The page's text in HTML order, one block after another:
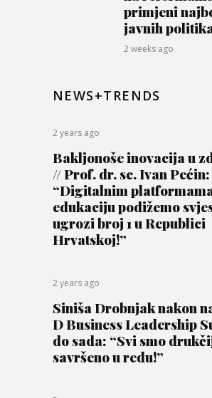
primjeni
javnih
2 weeks ago
NEWS+TRENDS
2 years ago
Bakljonoše inovacija u
// Prof. dr. sc. Ivan Pećin:
“Digitalnim
edukaciju podižemo
ugrozi broj 1 u Republici
Hrvatskoj!”
2 years ago
Siniša Drobnjak nakon
D Business Leadership
do sada: “Svi smo
savršeno u redu!”